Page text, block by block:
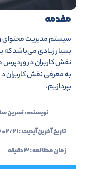
مقدمه
سیستم مدیریت محتوای
بسیار زیادی می‌باشد که
نقش کاربران در وردپرس
به معرفی نقش کاربران
بپردازیم.
نویسنده :نسرین
تاریخ آخرین آپدیت :
زمان مطالعه : ۳ دقیقه